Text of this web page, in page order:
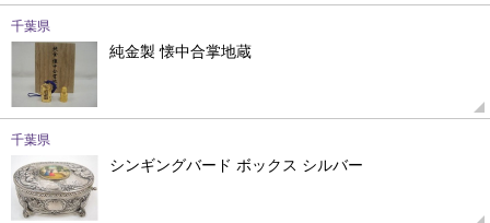
千葉県
純金製 懐中合掌地蔵
千葉県
シンギングバード ボックス シルバー